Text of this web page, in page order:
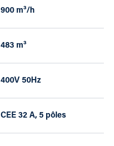
900 m³/h
483 m³
400V 50Hz
CEE 32 A, 5 pôles